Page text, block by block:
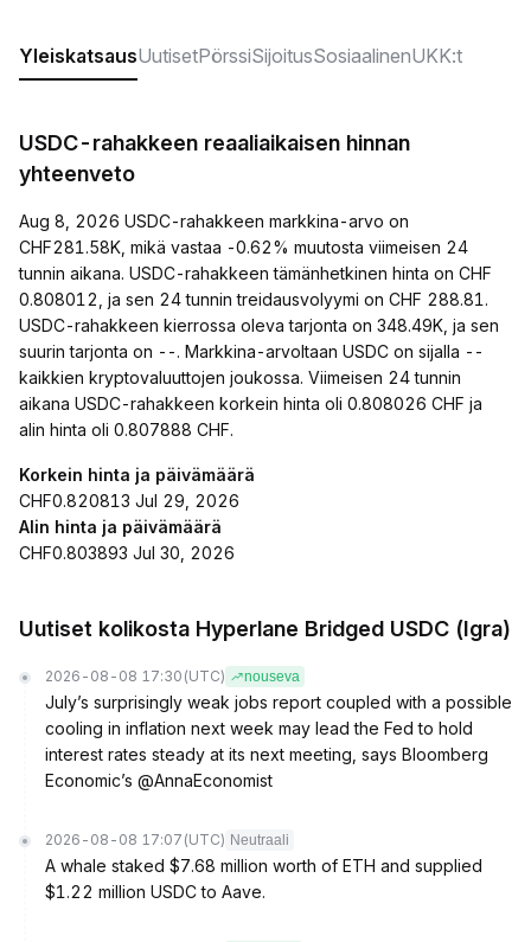
YleiskatsausUutisetPörssiSijoitusSosiaalinenUKK:t
USDC-rahakkeen reaaliaikaisen hinnan
yhteenveto
Aug 8, 2026 USDC-rahakkeen markkina-arvo on
CHF281.58K, mikä vastaa -0.62% muutosta viimeisen 24
tunnin aikana. USDC-rahakkeen tämänhetkinen hinta on CHF
0.808012, ja sen 24 tunnin treidausvolyymi on CHF 288.81.
USDC-rahakkeen kierrossa oleva tarjonta on 348.49K, ja sen
suurin tarjonta on --. Markkina-arvoltaan USDC on sijalla --
kaikkien kryptovaluuttojen joukossa. Viimeisen 24 tunnin
aikana USDC-rahakkeen korkein hinta oli 0.808026 CHF ja
alin hinta oli 0.807888 CHF.
Korkein hinta ja päivämäärä
CHF0.820813 Jul 29, 2026
Alin hinta ja päivämäärä
CHF0.803893 Jul 30, 2026
Uutiset kolikosta Hyperlane Bridged USDC (Igra)
2026-08-08 17:30 (UTC) nouseva
July’s surprisingly weak jobs report coupled with a possible
cooling in inflation next week may lead the Fed to hold
interest rates steady at its next meeting, says Bloomberg
Economic’s @AnnaEconomist
2026-08-08 17:07 (UTC) Neutraali
A whale staked $7.68 million worth of ETH and supplied
$1.22 million USDC to Aave.